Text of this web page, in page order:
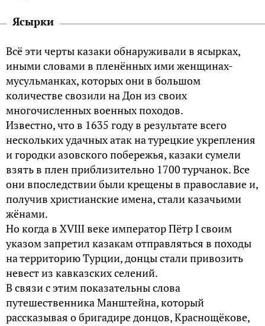
Ясырки
Всё эти черты казаки обнаруживали в ясырках,
иными словами в пленённых ими женщинах-
мусульманках, которых они в большом
количестве свозили на Дон из своих
многочисленных военных походов.
Известно, что в 1635 году в результате всего
нескольких удачных атак на турецкие укрепления
и городки азовского побережья, казаки сумели
взять в плен приблизительно 1700 турчанок. Все
они впоследствии были крещены в православие и,
получив христианские имена, стали казачьими
жёнами.
Но когда в XVIII веке император Пётр I своим
указом запретил казакам отправляться в походы
на территорию Турции, донцы стали привозить
невест из кавказских селений.
В связи с этим показательны слова
путешественника Манштейна, который
рассказывая о бригадире донцов, Краснощёкове,